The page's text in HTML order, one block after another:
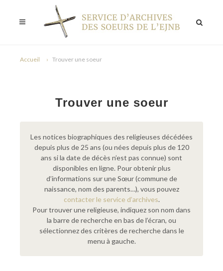
Accueil Trouver une soeur
Trouver une soeur
Les notices biographiques des religieuses décédées
depuis plus de 25 ans (ou nées depuis plus de 120
ans si la date de décès n’est pas connue) sont
disponibles en ligne. Pour obtenir plus
d’informations sur une Sœur (commune de
naissance, nom des parents…), vous pouvez
contacter le service d’archives.
Pour trouver une religieuse, indiquez son nom dans
la barre de recherche en bas de l’écran, ou
sélectionnez des critères de recherche dans le
menu à gauche.